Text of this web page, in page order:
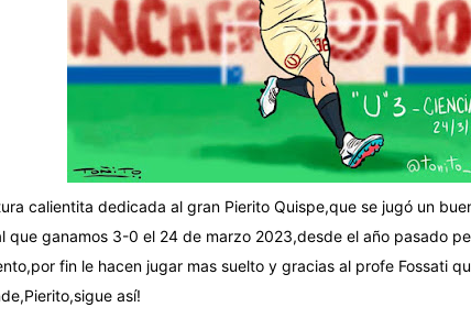
calientita dedicada al gran Pierito Quispe,que se jugó un
que ganamos 3-0 el 24 de marzo 2023,desde el año pasado
fin le hacen jugar mas suelto y gracias al profe Fossati
así!